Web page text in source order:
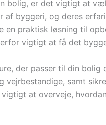
bolig, er det vigtigt at
af byggeri, og deres
praktisk løsning til
vigtigt at få det
der passer til din bolig
vejrbestandige, samt
at overveje,